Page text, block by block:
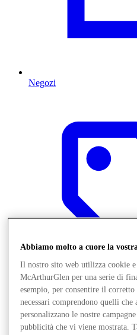
Negozi
Offerte
Abbiamo molto a cuore la
Il nostro sito web utilizza cookie
McArthurGlen per una serie di
esempio, per consentire il
necessari comprendono quelli che
personalizzano le nostre
pubblicità che vi viene mostrata.